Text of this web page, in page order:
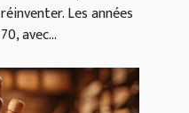
réinventer. Les années
70, avec...